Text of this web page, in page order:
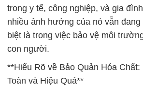
trong y tế, công nghiệp, và gia
nhiều ảnh hưởng của nó vẫn
biệt là trong việc bảo vệ môi
con người.
**Hiểu Rõ về Bảo Quản Hóa
Toàn và Hiệu Quả**